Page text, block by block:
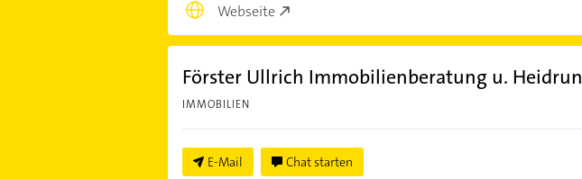
Webseite
Förster Ullrich Immobilienberatung u. Heidrun
IMMOBILIEN
E-Mail Chat starten